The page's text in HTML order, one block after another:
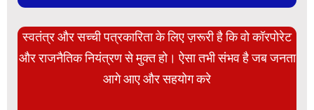
स्वतंत्र और सच्ची पत्रकारिता के लिए ज़रूरी है कि वो कॉरपोरेट
और राजनैतिक नियंत्रण से मुक्त हो। ऐसा तभी संभव है जब जनता
आगे आए और सहयोग करे